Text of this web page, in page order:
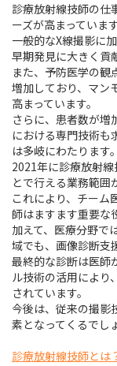
診療放射線技師の仕
ーズが高まっています
一般的なX線撮影に
早期発見に大きく貢
また、予防医学の観
増加しており、マン
高まっています。
さらに、患者数が増
における専門技術も
は多岐にわたります。
2021年に診療放射
とで行える業務範囲
これにより、チーム
師はますます重要な
加えて、医療分野で
域でも、画像診断支
最終的な診断は医師
ル技術の活用により
されています。
今後は、従来の撮影
素となってくるでし
診療放射線技師とは